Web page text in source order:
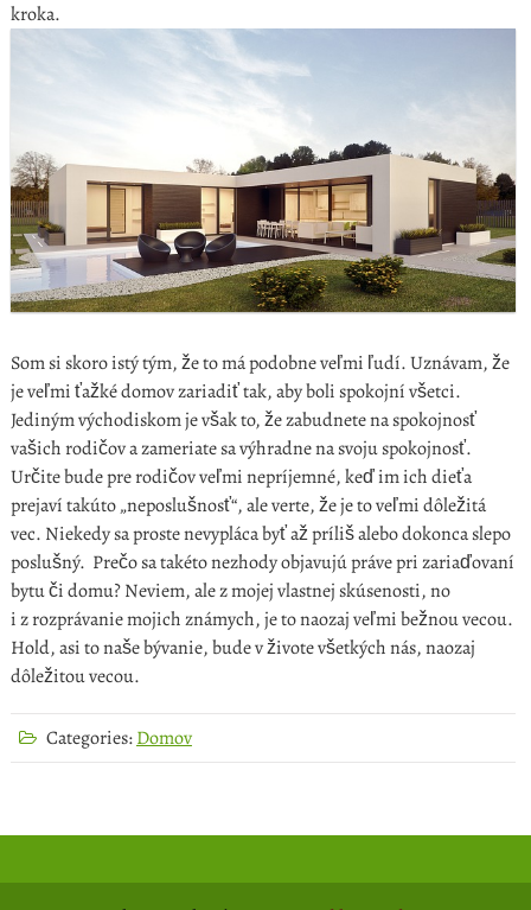
kroka.
Som si skoro istý tým, že to má podobne veľmi ľudí. Uznávam, že
je veľmi ťažké domov zariadiť tak, aby boli spokojní všetci.
Jediným východiskom je však to, že zabudnete na spokojnosť
vašich rodičov a zameriate sa výhradne na svoju spokojnosť.
Určite bude pre rodičov veľmi nepríjemné, keď im ich dieťa
prejaví takúto „neposlušnosť“, ale verte, že je to veľmi dôležitá
vec. Niekedy sa proste nevypláca byť až príliš alebo dokonca slepo
poslušný. Prečo sa takéto nezhody objavujú práve pri zariaďovaní
bytu či domu? Neviem, ale z mojej vlastnej skúsenosti, no
i z rozprávanie mojich známych, je to naozaj veľmi bežnou vecou.
Hold, asi to naše bývanie, bude v živote všetkých nás, naozaj
dôležitou vecou.
Categories:Domov